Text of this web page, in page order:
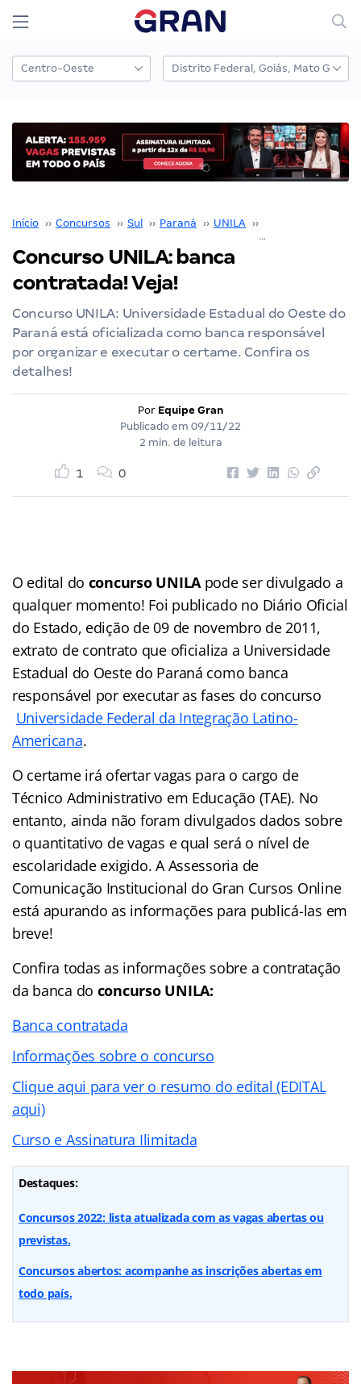
Início ›› Concursos ›› Sul ›› Paraná ›› UNILA ››
Concurso UNILA: banca
contratada! Veja!
Concurso UNILA: Universidade Estadual do Oeste do
Paraná está oficializada como banca responsável
por organizar e executar o certame. Confira os
detalhes!
Por Equipe Gran
Publicado em 09/11/22
2 min. de leitura
1 0
O edital do concurso UNILApode ser divulgado a
qualquer momento! Foi publicado no Diário Oficial
do Estado, edição de 09 de novembro de 2011,
extrato de contrato que oficializa a Universidade
Estadual do Oeste do Paraná como banca
responsável por executar as fases do concurso
Universidade Federal da Integração Latino-
Americana.
O certame irá ofertar vagas para o cargo de
Técnico Administrativo em Educação (TAE). No
entanto, ainda não foram divulgados dados sobre
o quantitativo de vagas e qual será o nível de
escolaridade exigido. A Assessoria de
Comunicação Institucional do Gran Cursos Online
está apurando as informações para publicá-las em
breve!
Confira todas as informações sobre a contratação
da banca do concurso UNILA:
Banca contratada
Informações sobre o concurso
Clique aqui para ver o resumo do edital (EDITAL
aqui)
Curso e Assinatura Ilimitada
Destaques:
Concursos 2022: lista atualizada com as vagas abertas ou
previstas.
Concursos abertos: acompanhe as inscrições abertas em
todo país.